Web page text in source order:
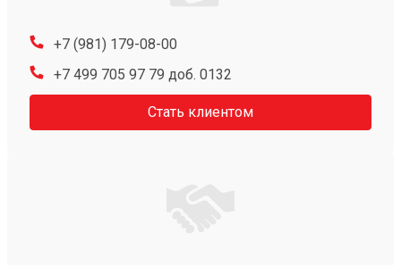
+7 (981) 179-08-00
+7 499 705 97 79 доб. 0132
Стать клиентом